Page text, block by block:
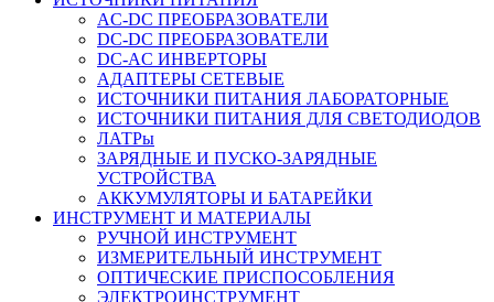
AC-DC ПРЕОБРАЗОВАТЕЛИ
DC-DC ПРЕОБРАЗОВАТЕЛИ
DC-AC ИНВЕРТОРЫ
АДАПТЕРЫ СЕТЕВЫЕ
ИСТОЧНИКИ ПИТАНИЯ ЛАБОРАТОРНЫЕ
ИСТОЧНИКИ ПИТАНИЯ ДЛЯ СВЕТОДИОДОВ
ЛАТРы
ЗАРЯДНЫЕ И ПУСКО-ЗАРЯДНЫЕ
УСТРОЙСТВА
АККУМУЛЯТОРЫ И БАТАРЕЙКИ
ИНСТРУМЕНТ И МАТЕРИАЛЫ
РУЧНОЙ ИНСТРУМЕНТ
ИЗМЕРИТЕЛЬНЫЙ ИНСТРУМЕНТ
ОПТИЧЕСКИЕ ПРИСПОСОБЛЕНИЯ
ЭЛЕКТРОИНСТРУМЕНТ